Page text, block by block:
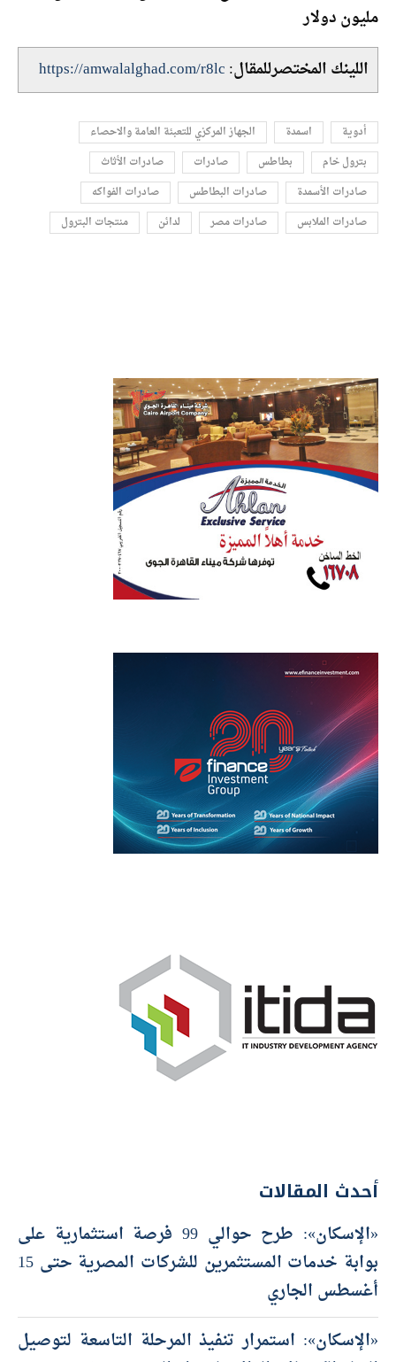
مليون دولار
اللينك المختصرللمقال:https://amwalalghad.com/r8lc
أدوية اسمدة
الجهاز المركزي للتعبئة العامة والاحصاء
بترول خام
بطاطس صادرات
صادرات الأثاث
صادرات الأسمدة
صادرات البطاطس
صادرات الفواكه
صادرات الملابس
صادرات مصر لدائن منتجات البترول
أحدث المقالات
«الإسكان»: طرح حوالي 99 فرصة استثمارية على
بوابة خدمات المستثمرين للشركات المصرية حتى 15
أغسطس الجاري
«الإسكان»: استمرار تنفيذ المرحلة التاسعة لتوصيل